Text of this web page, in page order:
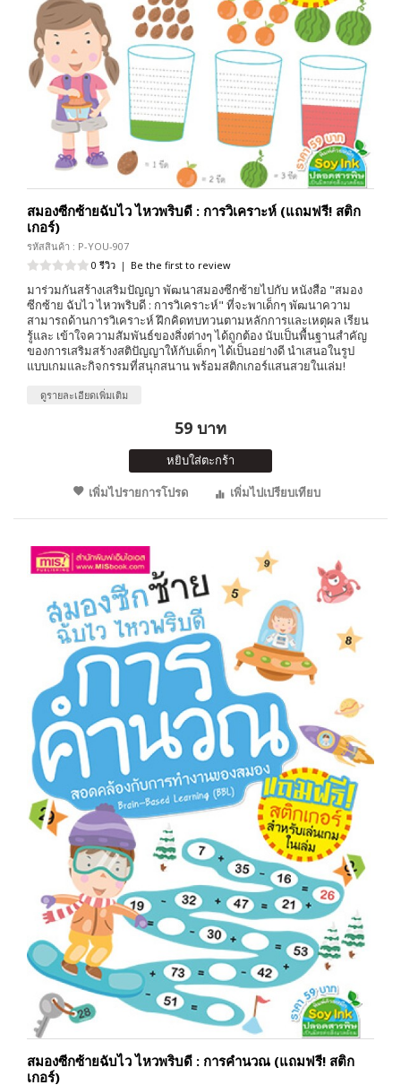
สมองซีกซ้ายฉับไว ไหวพริบดี : การวิเคราะห์ (แถมฟรี! สติก
เกอร์)
รหัสสินค้า : P-YOU-907
0 รีวิว | Be the first to review
มาร่วมกันสร้างเสริมปัญญา พัฒนาสมองซีกซ้ายไปกับ หนังสือ "สมอง
ซีกซ้าย ฉับไว ไหวพริบดี : การวิเคราะห์" ที่จะพาเด็กๆ พัฒนาความ
สามารถด้านการวิเคราะห์ ฝึกคิดทบทวนตามหลักการและเหตุผล เรียน
รู้และ เข้าใจความสัมพันธ์ของสิ่งต่างๆ ได้ถูกต้อง นับเป็นพื้นฐานสำคัญ
ของการเสริมสร้างสติปัญญาให้กับเด็กๆ ได้เป็นอย่างดี นำเสนอในรูป
แบบเกมและกิจกรรมที่สนุกสนาน พร้อมสติกเกอร์แสนสวยในเล่ม!
ดูรายละเอียดเพิ่มเติม
59 บาท
หยิบใส่ตะกร้า
เพิ่มไปรายการโปรด
เพิ่มไปเปรียบเทียบ
สมองซีกซ้ายฉับไว ไหวพริบดี : การคำนวณ (แถมฟรี! สติก
เกอร์)